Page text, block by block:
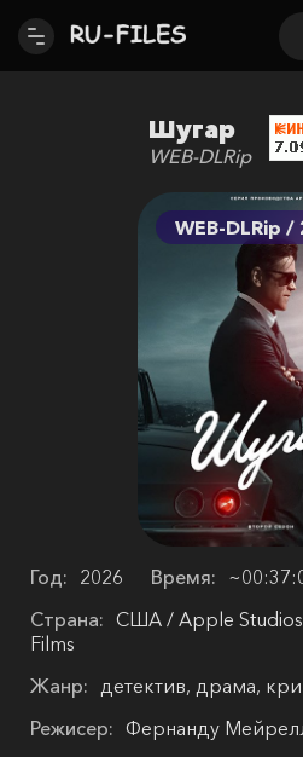
Шугар
WEB-DLRip
WEB-DLRip /
Год: 2026 Время:
Страна: США / Apple
Films
Жанр: детектив, драма,
Режисер: Фернанду